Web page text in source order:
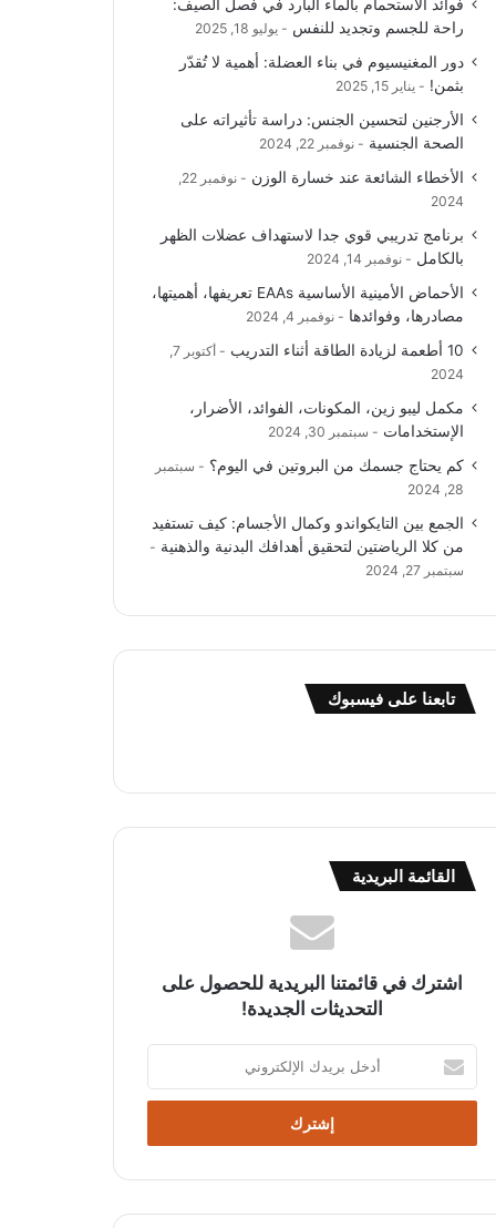
فوائد الاستحمام بالماء البارد في فصل الصيف:
راحة للجسم وتجديد للنفس
يوليو 18, 2025
دور المغنيسيوم في بناء العضلة: أهمية لا تُقدّر
بثمن!
يناير 15, 2025
الأرجنين لتحسين الجنس: دراسة تأثيراته على
الصحة الجنسية
نوفمبر 22, 2024
الأخطاء الشائعة عند خسارة الوزن
نوفمبر 22,
2024
برنامج تدريبي قوي جدا لاستهداف عضلات الظهر
بالكامل
نوفمبر 14, 2024
الأحماض الأمينية الأساسية EAAs تعريفها، أهميتها،
مصادرها، وفوائدها
نوفمبر 4, 2024
10 أطعمة لزيادة الطاقة أثناء التدريب
أكتوبر 7,
2024
مكمل ليبو زين، المكونات، الفوائد، الأضرار،
الإستخدامات
سبتمبر 30, 2024
كم يحتاج جسمك من البروتين في اليوم؟
سبتمبر
28, 2024
الجمع بين التايكواندو وكمال الأجسام: كيف تستفيد
من كلا الرياضتين لتحقيق أهدافك البدنية والذهنية
سبتمبر 27, 2024
تابعنا على فيسبوك
القائمة البريدية
اشترك في قائمتنا البريدية للحصول على
التحديثات الجديدة!
بريدك
الإلكتروني